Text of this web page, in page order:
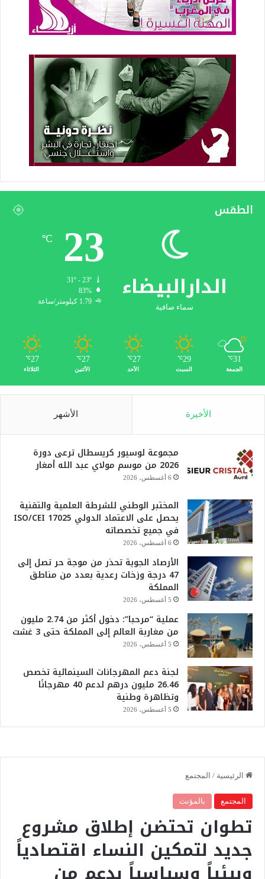
الطقس
الدارالبيضاء
سماء صافية
23
℃
83%
1.79 كيلومتر/ساعة
31
℃
الجمعة
29
℃
السبت
27
℃
الأحد
27
℃
الأثنين
27
℃
الثلاثاء
الأخيرة الأشهر
مجموعة لوسيور كريسطال ترعى دورة
2026 من موسم مولاي عبد الله أمغار
6 أغسطس، 2026
المختبر الوطني للشرطة العلمية والتقنية
يحصل على الاعتماد الدولي ISO/CEI 17025
في جميع تخصصاته
6 أغسطس، 2026
الأرصاد الجوية تحذر من موجة حر تصل إلى
47 درجة وزخات رعدية بعدد من مناطق
المملكة
5 أغسطس، 2026
عملية “مرحبا”: دخول أكثر من 2.74 مليون
من مغاربة العالم إلى المملكة حتى 3 غشت
5 أغسطس، 2026
لجنة دعم المهرجانات السينمائية تخصص
26.46 مليون درهم لدعم 40 مهرجانًا
وتظاهرة وطنية
5 أغسطس، 2026